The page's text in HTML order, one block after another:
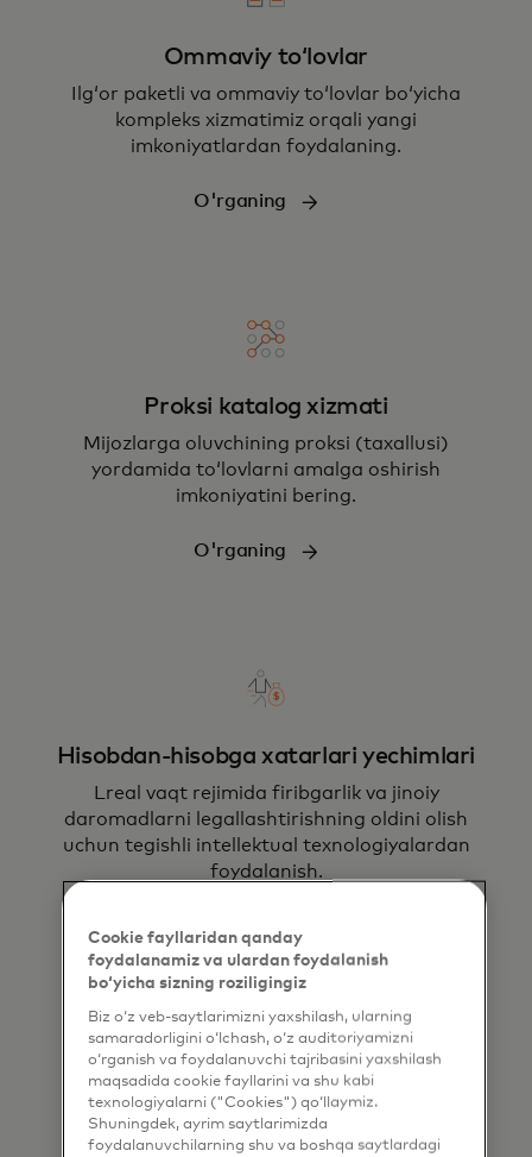
Ommaviy toʻlovlar
Ilgʻor paketli va ommaviy toʻlovlar boʻyicha
kompleks xizmatimiz orqali yangi
imkoniyatlardan foydalaning.
O'rganing
Proksi katalog xizmati
Mijozlarga oluvchining proksi (taxallusi)
yordamida toʻlovlarni amalga oshirish
imkoniyatini bering.
O'rganing
Hisobdan-hisobga xatarlari yechimlari
real vaqt rejimida firibgarlik va jinoiy
daromadlarni legallashtirishning oldini olish
uchun tegishli intellektual texnologiyalardan
foydalanish.
Pul harakati
Cookie fayllaridan qanday
foydalanamiz va ulardan foydalanish
bo‘yicha sizning roziligingiz
Biz o‘z veb-saytlarimizni yaxshilash, ularning
samaradorligini o‘lchash, o‘z auditoriyamizni
o‘rganish va foydalanuvchi tajribasini yaxshilash
maqsadida cookie fayllarini va shu kabi
texnologiyalarni ("Cookies") qo‘llaymiz.
Shuningdek, ayrim saytlarimizda
foydalanuvchilarning shu va boshqa saytlardagi